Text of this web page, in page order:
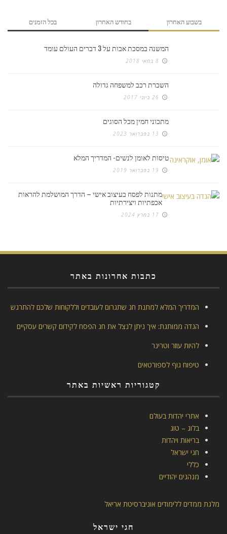
בשבוע האחרון בחודש האחרון בכל הזמנים
המשנה במסכת אבות על 3 דברים העולם עומד
8 במאי 2018
השכרת רכב למשפחה גדולה
26 ביוני 2017
מתכוני חמין מכל הסוגים
13 בפברואר 2023
טיסות לאומן לנשים- המדריך המלא
19 בפברואר 2019
מתנות לפסח בעיצוב אישי – הדרך המושלמת להראות
אכפתיות ויצירתיות
17 במרץ 2024
כתבות אחרונות באתר
המדריך המלא למתנת חג שתגרום לעובדים וללקוחות שלכם להתרגש
הגדה ממותגת: איך ניתן לנצל את חג הפסח לקידום קשרים עסקיים
להיות עוזר וטרינר
טיפוח גוף לספורטאים
קטגוריות ראשיות באתר
אתרי יהדות בעולם
בלוג – טוג
בריאות ויהדות
חגי ישראל
כללי
מנהגים יהודיים
מלגת ממדים ללימודים אוניברסיטת אריאל
חגי ישראל